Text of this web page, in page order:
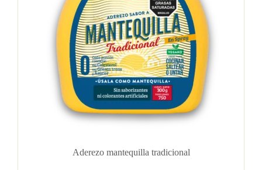
Aderezo mantequilla tradicional